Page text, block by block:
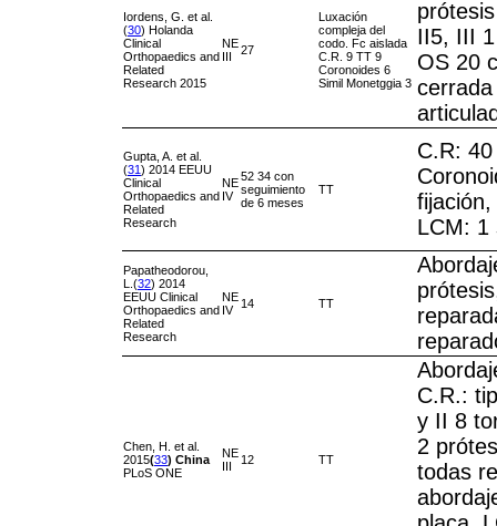
Iordens, G. et al.
(30) Holanda
Clinical
Orthopaedics and
Related
Research 2015
NE
III
27
Luxación
compleja del
codo. Fc aislada
C.R. 9 TT 9
Coronoides 6
Simil Monetggia 3
II5, III
OS 20
Gupta, A. et al.
(31) 2014 EEUU
Clinical
Orthopaedics and
Related
Research
NE
IV
52 34 con
seguimiento
de 6 meses
TT
C.R:
LCM: 1
Papatheodorou,
L.(32) 2014
EEUU Clinical
Orthopaedics and
Related
Research
NE
IV
14 TT
Chen, H. et al.
2015(33) China
PLoS ONE
NE
III
12 TT
C.R.:
y II 8
2
todas